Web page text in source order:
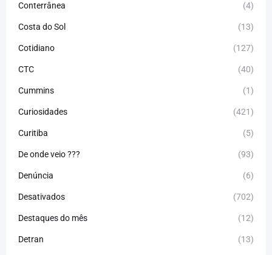
Conterrânea (4)
Costa do Sol (13)
Cotidiano (127)
CTC (40)
Cummins (1)
Curiosidades (421)
Curitiba (5)
De onde veio ??? (93)
Denúncia (6)
Desativados (702)
Destaques do mês (12)
Detran (13)